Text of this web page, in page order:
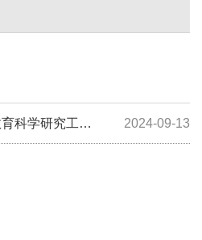
位置： →科研服务 开题/中期检查
科学研究工作
2024-09-13